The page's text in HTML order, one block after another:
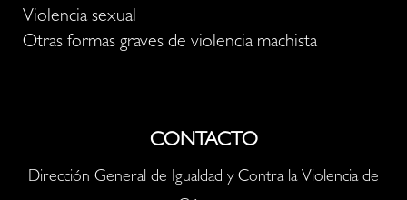
Violencia sexual
Otras formas graves de violencia machista
CONTACTO
Dirección General de Igualdad y Contra la Violencia de